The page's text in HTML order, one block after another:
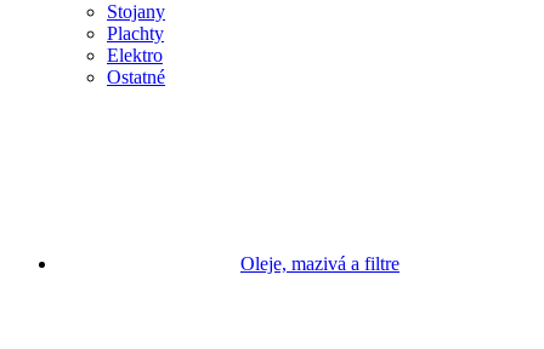
Stojany
Plachty
Elektro
Ostatné
Oleje, mazivá a filtre